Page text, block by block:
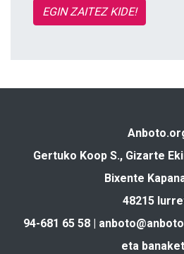
EGIN ZAITEZ KIDE!
Gertuko Koop S., Gizarte
Bixente
48215
94-681 65 58 |
eta